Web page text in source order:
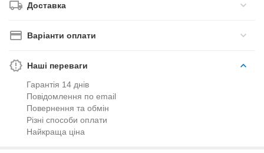
Доставка
Варіанти оплати
Наші переваги
Гарантія 14 днів
Повідомлення по email
Повернення та обмін
Різні способи оплати
Найкраща ціна